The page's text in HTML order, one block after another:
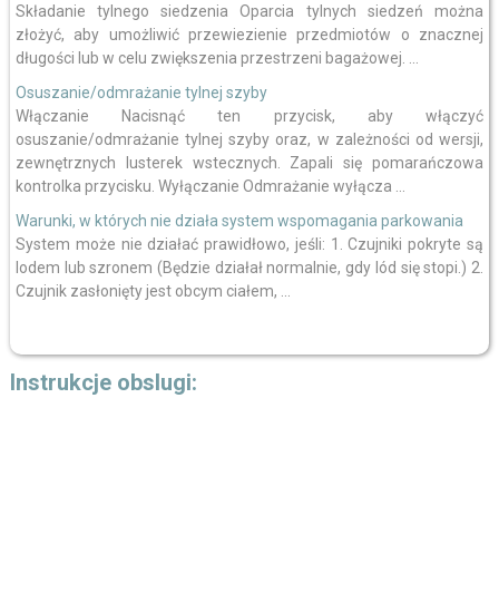
Składanie tylnego siedzenia Oparcia tylnych siedzeń można
złożyć, aby umożliwić przewiezienie przedmiotów o znacznej
długości lub w celu zwiększenia przestrzeni bagażowej. ...
Osuszanie/odmrażanie tylnej szyby
Włączanie Nacisnąć ten przycisk, aby włączyć
osuszanie/odmrażanie tylnej szyby oraz, w zależności od wersji,
zewnętrznych lusterek wstecznych. Zapali się pomarańczowa
kontrolka przycisku. Wyłączanie Odmrażanie wyłącza ...
Warunki, w których nie działa system wspomagania parkowania
System może nie działać prawidłowo, jeśli: 1. Czujniki pokryte są
lodem lub szronem (Będzie działał normalnie, gdy lód się stopi.) 2.
Czujnik zasłonięty jest obcym ciałem, ...
Instrukcje obslugi: